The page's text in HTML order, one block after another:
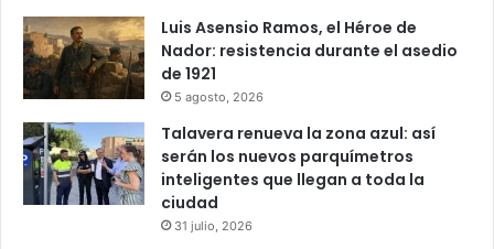
Luis Asensio Ramos, el Héroe de
Nador: resistencia durante el asedio
de 1921
5 agosto, 2026
Talavera renueva la zona azul: así
serán los nuevos parquímetros
inteligentes que llegan a toda la
ciudad
31 julio, 2026